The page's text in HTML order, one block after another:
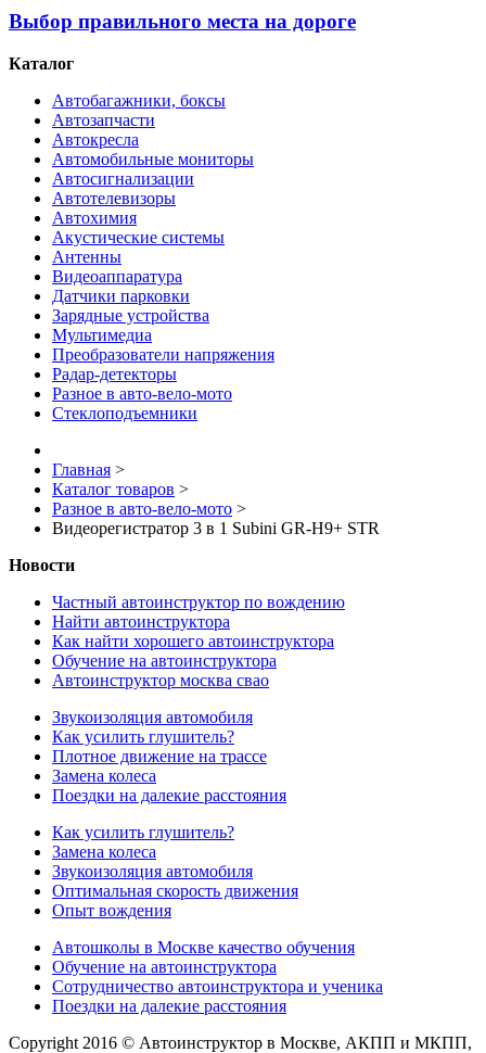
Выбор правильного места на дороге
Каталог
Автобагажники, боксы
Автозапчасти
Автокресла
Автомобильные мониторы
Автосигнализации
Автотелевизоры
Автохимия
Акустические системы
Антенны
Видеоаппаратура
Датчики парковки
Зарядные устройства
Мультимедиа
Преобразователи напряжения
Радар-детекторы
Разное в авто-вело-мото
Стеклоподъемники
Главная >
Каталог товаров >
Разное в авто-вело-мото >
Видеорегистратор 3 в 1 Subini GR-H9+ STR
Новости
Частный автоинструктор по вождению
Найти автоинструктора
Как найти хорошего автоинструктора
Обучение на автоинструктора
Автоинструктор москва свао
Звукоизоляция автомобиля
Как усилить глушитель?
Плотное движение на трассе
Замена колеса
Поездки на далекие расстояния
Как усилить глушитель?
Замена колеса
Звукоизоляция автомобиля
Оптимальная скорость движения
Опыт вождения
Автошколы в Москве качество обучения
Обучение на автоинструктора
Сотрудничество автоинструктора и ученика
Поездки на далекие расстояния
Copyright 2016 © Автоинструктор в Москве, АКПП и МКПП,